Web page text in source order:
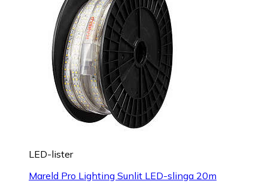
LED-lister
Mareld Pro Lighting Sunlit LED-slinga 20m